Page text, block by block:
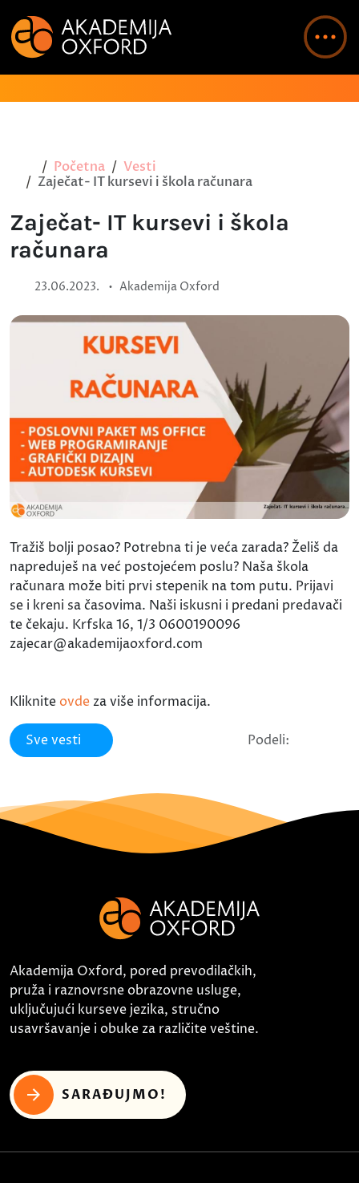
Početna
Vesti
Zaječat- IT kursevi i škola računara
Zaječat- IT kursevi i škola
računara
23.06.2023. • Akademija Oxford
Tražiš bolji posao? Potrebna ti je veća zarada? Želiš da
napreduješ na već postojećem poslu? Naša škola
računara može biti prvi stepenik na tom putu. Prijavi
se i kreni sa časovima. Naši iskusni i predani predavači
te čekaju. Krfska 16, 1/3 0600190096
zajecar@akademijaoxford.com
Kliknite ovde za više informacija.
Sve vesti Podeli:
Akademija Oxford, pored prevodilačkih,
pruža i raznovrsne obrazovne usluge,
uključujući kurseve jezika, stručno
usavršavanje i obuke za različite veštine.
SARAĐUJMO!